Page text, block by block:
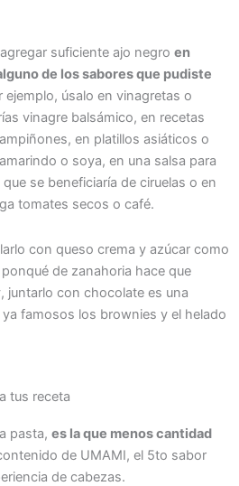
suficiente ajo negro en
de los sabores que pudiste
ejemplo, úsalo en vinagretas o
vinagre balsámico, en recetas
en platillos asiáticos o
o soya, en una salsa para
se beneficiaría de ciruelas o en
tomates secos o café.
con queso crema y azúcar como
de zanahoria hace que
juntarlo con chocolate es una
famosos los brownies y el helado
tus receta
pasta, es la que menos cantidad
de UMAMI, el 5to sabor
de cabezas.